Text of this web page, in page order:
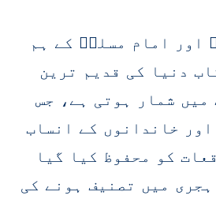
اور امام مسلمؒ کے ہم
دنیا کی قدیم ترین
میں شمار ہوتی ہے، جس
خاندانوں کے انساب
کو محفوظ کیا گیا
میں تصنیف ہونے کی